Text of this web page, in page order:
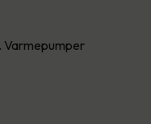
Varmepumper